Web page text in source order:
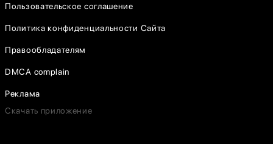
Пользовательское соглашение
Политика конфиденциальности Сайта
Правообладателям
DMCA complain
Реклама
Скачать приложение